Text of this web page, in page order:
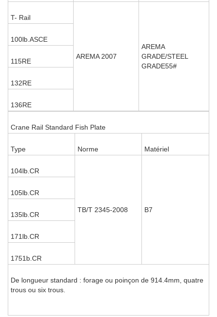
T- Rail
AREMA 2007
AREMA
GRADE/STEEL
GRADE55#
100lb.ASCE
115RE
132RE
136RE
Crane Rail Standard Fish Plate
Type Norme Matériel
104lb.CR
TB/T 2345-2008 B7
105lb.CR
135lb.CR
171lb.CR
1751b.CR
De longueur standard : forage ou poinçon de 914.4mm, quatre
trous ou six trous.